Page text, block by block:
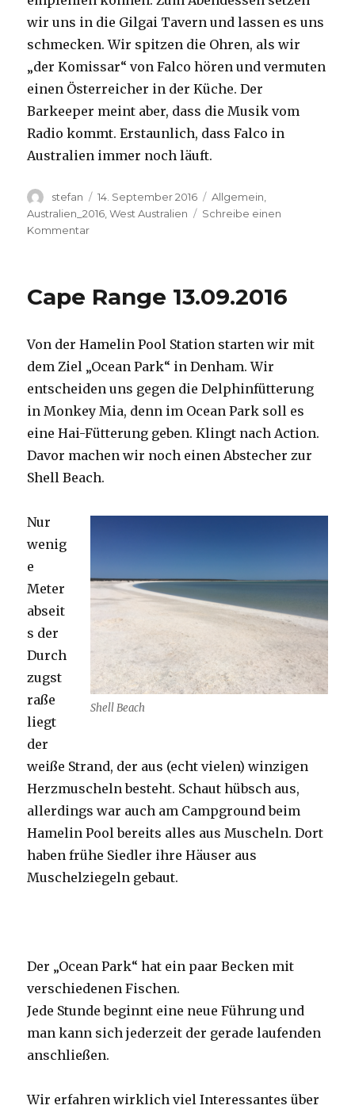
wir uns in die Gilgai Tavern und lassen es uns
schmecken. Wir spitzen die Ohren, als wir
„der Komissar“ von Falco hören und vermuten
einen Österreicher in der Küche. Der
Barkeeper meint aber, dass die Musik vom
Radio kommt. Erstaunlich, dass Falco in
Australien immer noch läuft.
Autor
stefan
Veröffentlicht
am
14. September 2016 Kategorien
Allgemein
Australien_2016 ,West Australien
Schreibe einen
Kommentarzu
Cape Range 13.09.2016
Von der Hamelin Pool Station starten wir mit
dem Ziel „Ocean Park“ in Denham. Wir
entscheiden uns gegen die Delphinfütterung
in Monkey Mia, denn im Ocean Park soll es
eine Hai-Fütterung geben. Klingt nach Action.
Davor machen wir noch einen Abstecher zur
Shell Beach.
Shell Beach
Nur
wenig
e
Meter
abseit
s der
Durch
zugst
raße
liegt
der
weiße Strand, der aus (echt vielen) winzigen
Herzmuscheln besteht. Schaut hübsch aus,
allerdings war auch am Campground beim
Hamelin Pool bereits alles aus Muscheln. Dort
haben frühe Siedler ihre Häuser aus
Muschelziegeln gebaut.
Der „Ocean Park“ hat ein paar Becken mit
verschiedenen Fischen.
Jede Stunde beginnt eine neue Führung und
man kann sich jederzeit der gerade laufenden
anschließen.
Wir erfahren wirklich viel Interessantes über